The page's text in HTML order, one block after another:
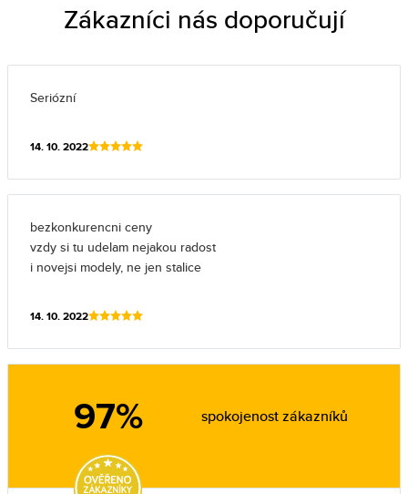
Zákazníci nás doporučují
Seriózní
14. 10. 2022
bezkonkurencni ceny
vzdy si tu udelam nejakou radost
i novejsi modely, ne jen stalice
14. 10. 2022
97% spokojenost zákazníků